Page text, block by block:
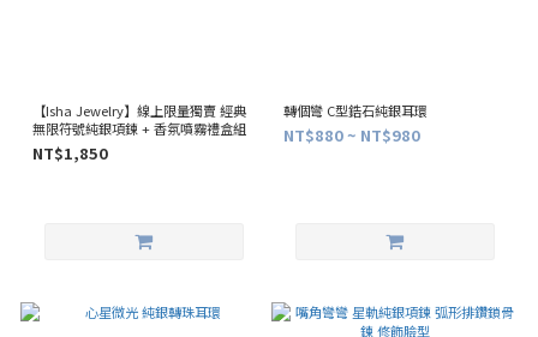
【Isha Jewelry】線上限量獨賣 經典
無限符號純銀項鍊 + 香氛噴霧禮盒組
NT$1,850
轉個彎 C型鋯石純銀耳環
NT$880 ~ NT$980